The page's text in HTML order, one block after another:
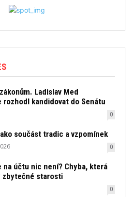
Ladislav Med
rozhodl kandidovat do Senátu
0
součást tradic a vzpomínek
0
na účtu nic není? Chyba, která
zbytečné starosti
0